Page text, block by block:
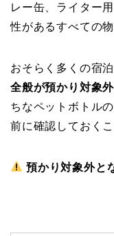
レー缶、ライター
性があるすべての
おそらく多くの宿
全般が預かり対象外
ちなペットボトル
前に確認しておく
預かり対象外と